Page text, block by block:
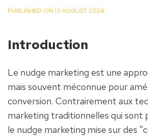
PUBLISHED ON 13 AUGUST 2024
Introduction
Le nudge marketing est une
mais souvent méconnue pour
conversion. Contrairement aux
marketing traditionnelles qui sont
le nudge marketing mise sur des